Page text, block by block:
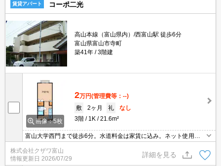
賃貸アパート コーポ二光
高山本線（富山県内）/西富山駅 徒歩6分
富山県富山市寺町
築41年
3階建
画像：5枚
2万円(管理費等：--)
敷
2ヶ月 礼
なし
3階
1K 21.6m²
富山大学西門まで徒歩6分。水道料金は家賃に込み。ネット使用料
株式会社クザワ富山
情報更新日 2026/07/29
詳細を見る